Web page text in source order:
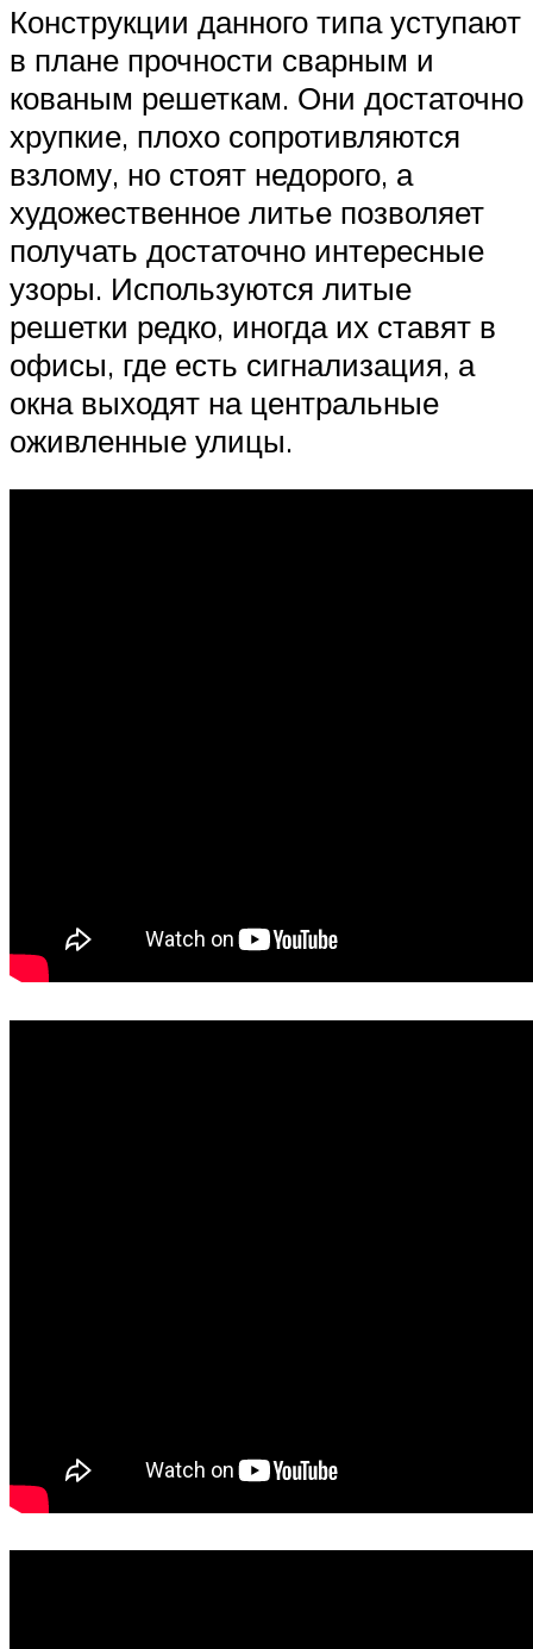
Конструкции данного типа уступают
в плане прочности сварным и
кованым решеткам. Они достаточно
хрупкие, плохо сопротивляются
взлому, но стоят недорого, а
художественное литье позволяет
получать достаточно интересные
узоры. Используются литые
решетки редко, иногда их ставят в
офисы, где есть сигнализация, а
окна выходят на центральные
оживленные улицы.